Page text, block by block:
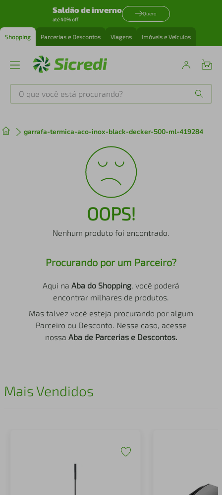
Saldão de inverno
até 40% off
Quero
Shopping Parcerias e Descontos Viagens Imóveis e Veículos
O que você está procurando?
garrafa-termica-aco-inox-black-decker-500-ml-419284
OOPS!
Nenhum produto foi encontrado.
Procurando por um Parceiro?
Aqui na Aba do Shopping, você poderá
encontrar milhares de produtos.
Mas talvez você esteja procurando por algum
Parceiro ou Desconto. Nesse caso, acesse
nossa Aba de Parcerias e Descontos.
Mais Vendidos